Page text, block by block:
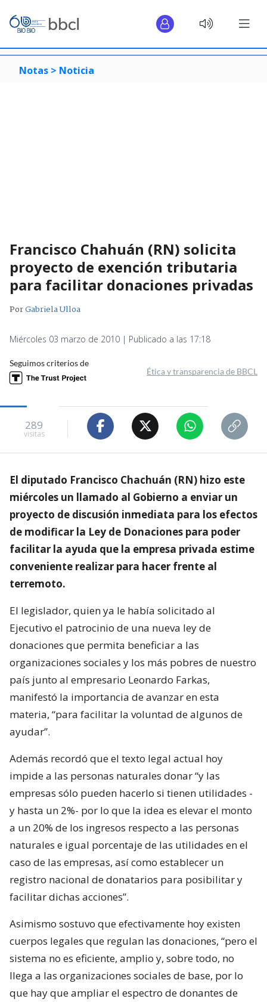
Notas > Noticia
Francisco Chahuán (RN) solicita
proyecto de exención tributaria
para facilitar donaciones privadas
PorGabriela Ulloa
Miércoles 03 marzo de 2010 | Publicado a las 17:18
Seguimos criterios de
Ética y transparencia de BBCL
289
visitas
El diputado Francisco Chachuán (RN) hizo este
miércoles un llamado al Gobierno a enviar un
proyecto de discusión inmediata para los efectos
de modificar la Ley de Donaciones para poder
facilitar la ayuda que la empresa privada estime
conveniente realizar para hacer frente al
terremoto.
El legislador, quien ya le había solicitado al
Ejecutivo el patrocinio de una nueva ley de
donaciones que permita beneficiar a las
organizaciones sociales y los más pobres de nuestro
país junto al empresario Leonardo Farkas,
manifestó la importancia de avanzar en esta
materia, “para facilitar la voluntad de algunos de
ayudar”.
Además recordó que el texto legal actual hoy
impide a las personas naturales donar “y las
empresas sólo pueden hacerlo si tienen utilidades -
y hasta un 2%- por lo que la idea es elevar el monto
a un 20% de los ingresos respecto a las personas
naturales e igual porcentaje de las utilidades en el
caso de las empresas, así como establecer un
registro nacional de donatarios para posibilitar y
facilitar dichas acciones”.
Asimismo sostuvo que efectivamente hoy existen
cuerpos legales que regulan las donaciones, “pero el
sistema no es eficiente, amplio y, sobre todo, no
llega a las organizaciones sociales de base, por lo
que hay que ampliar el espectro de donantes de